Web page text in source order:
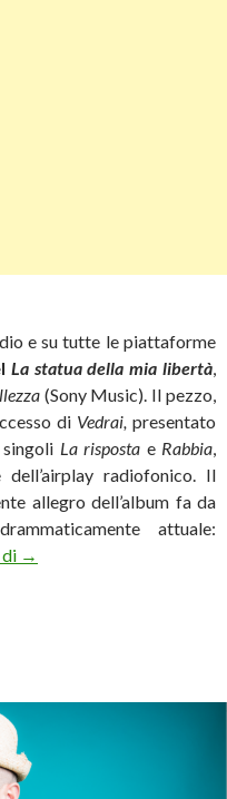
e su tutte le piattaforme
La statua della mia libertà
(Sony Music). Il pezzo,
di Vedrai, presentato
La risposta e Rabbia
radiofonico. Il
allegro dell’album fa da
attuale:
Samuel: in radio ‘La
→